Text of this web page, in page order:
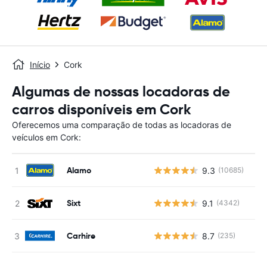
Início Cork
Algumas de nossas locadoras de
carros disponíveis em Cork
Oferecemos uma comparação de todas as locadoras de
veículos em Cork:
Alamo 9.3 (10685)
Sixt 9.1 (4342)
Carhire 8.7 (235)